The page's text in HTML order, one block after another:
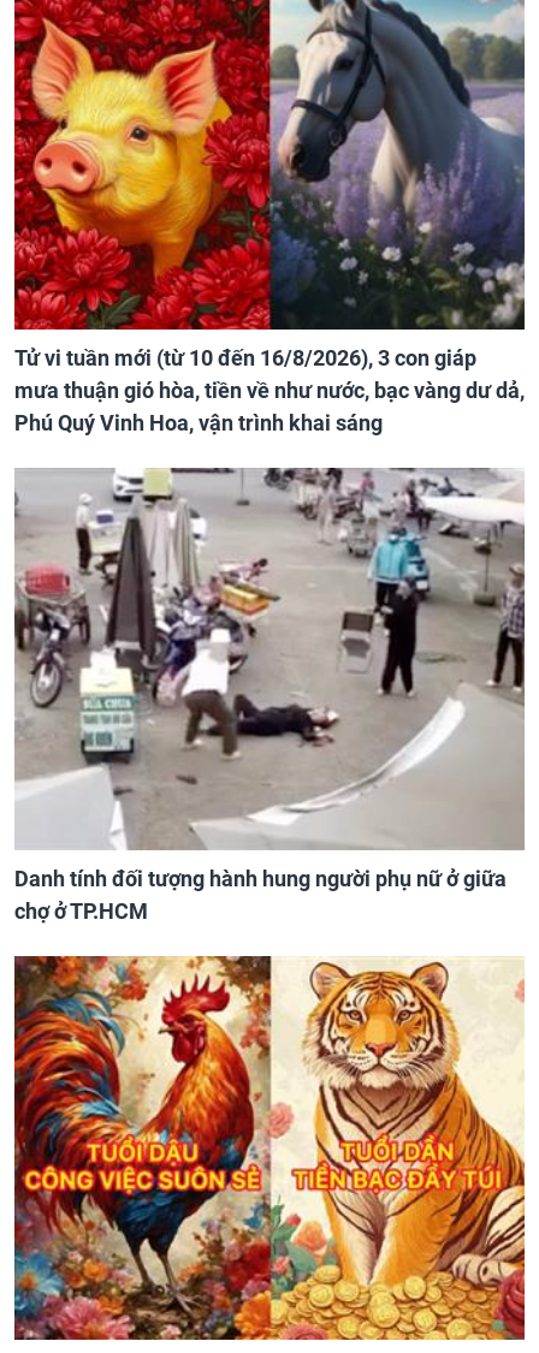
Tử vi tuần mới (từ 10 đến 16/8/2026), 3 con giáp
mưa thuận gió hòa, tiền về như nước, bạc vàng dư dả,
Phú Quý Vinh Hoa, vận trình khai sáng
Danh tính đối tượng hành hung người phụ nữ ở giữa
chợ ở TP.HCM